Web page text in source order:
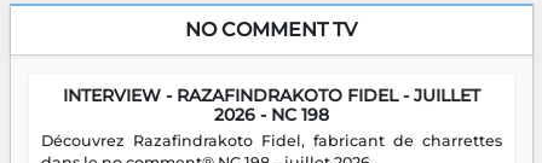
NO COMMENT TV
INTERVIEW - RAZAFINDRAKOTO FIDEL - JUILLET
2026 - NC 198
Découvrez Razafindrakoto Fidel, fabricant de charrettes